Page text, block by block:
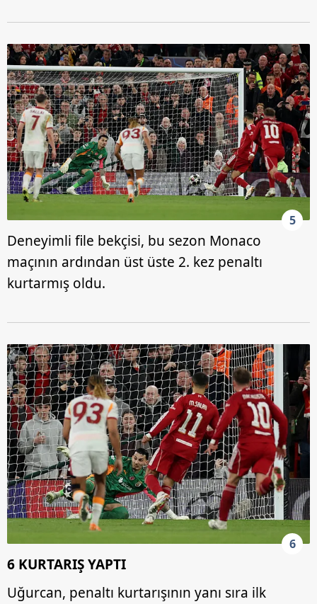
hazırlanmış Aydınlatma Metnimizi okumak ve sitemizde
ilgili mevzuata uygun olarak kullanılan çerezlerle ilgili bilgi
almak için lütfentıklayınız.
5
Deneyimli file bekçisi, bu sezon Monaco
maçının ardından üst üste 2. kez penaltı
kurtarmış oldu.
6
6 KURTARIŞ YAPTI
Uğurcan, penaltı kurtarışının yanı sıra ilk